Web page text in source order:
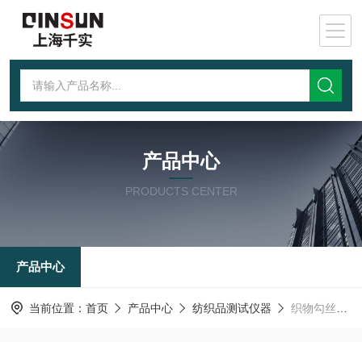
产品中心
PRODUCTS CENTER
产品中心
当前位置： 首页 产品中心 纺织品测试仪器 织物勾丝性能测试仪